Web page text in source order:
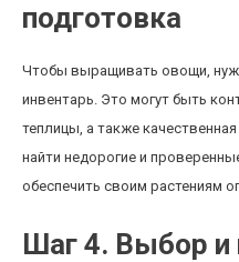
подготовка
Чтобы выращивать овощи,
инвентарь. Это могут быть
теплицы, а также
найти недорогие и
обеспечить своим растениям
Шаг 4. Выбор и